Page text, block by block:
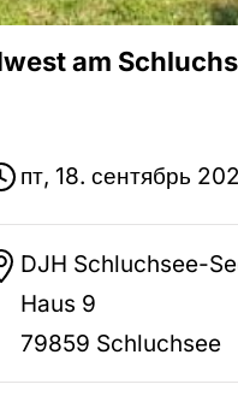
am
пт, 18. сентябрь
DJH Schluchsee-
Haus 9
79859 Schluchsee